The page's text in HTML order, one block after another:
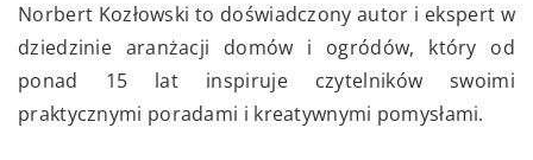
Norbert Kozłowski to doświadczony autor i ekspert w
dziedzinie aranżacji domów i ogródów, który od
ponad 15 lat inspiruje czytelników swoimi
praktycznymi poradami i kreatywnymi pomysłami.